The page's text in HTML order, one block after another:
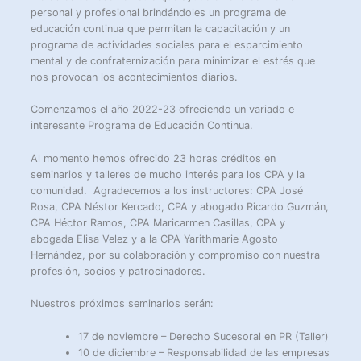
personal y profesional brindándoles un programa de
educación continua que permitan la capacitación y un
programa de actividades sociales para el esparcimiento
mental y de confraternización para minimizar el estrés que
nos provocan los acontecimientos diarios.
Comenzamos el año 2022-23 ofreciendo un variado e
interesante Programa de Educación Continua.
Al momento hemos ofrecido 23 horas créditos en
seminarios y talleres de mucho interés para los CPA y la
comunidad. Agradecemos a los instructores: CPA José
Rosa, CPA Néstor Kercado, CPA y abogado Ricardo Guzmán,
CPA Héctor Ramos, CPA Maricarmen Casillas, CPA y
abogada Elisa Velez y a la CPA Yarithmarie Agosto
Hernández, por su colaboración y compromiso con nuestra
profesión, socios y patrocinadores.
Nuestros próximos seminarios serán:
17 de noviembre – Derecho Sucesoral en PR (Taller)
10 de diciembre – Responsabilidad de las empresas